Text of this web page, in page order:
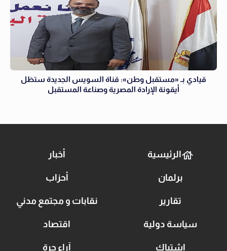
قيادي بـ «مستقبل وطن»: قناة السويس الجديدة ستظل
أيقونة الإرادة المصرية وصناعة المستقبل
الرئيسية أخبار
برلمان أحزاب
تقارير نقابات و مجتمع مدني
سياسة دولية اقتصاد
اشتباك آراء حرة